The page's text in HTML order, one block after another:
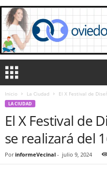
Inicio La Ciudad El X Festival de
LA CIUDAD
El X Festival de
se realizará del
Por informeVecinal - julio 9, 2024